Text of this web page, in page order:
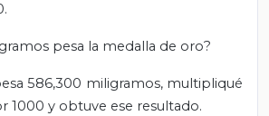
pesa la medalla de oro?
586,300 miligramos, multipliqué
1000 y obtuve ese resultado.